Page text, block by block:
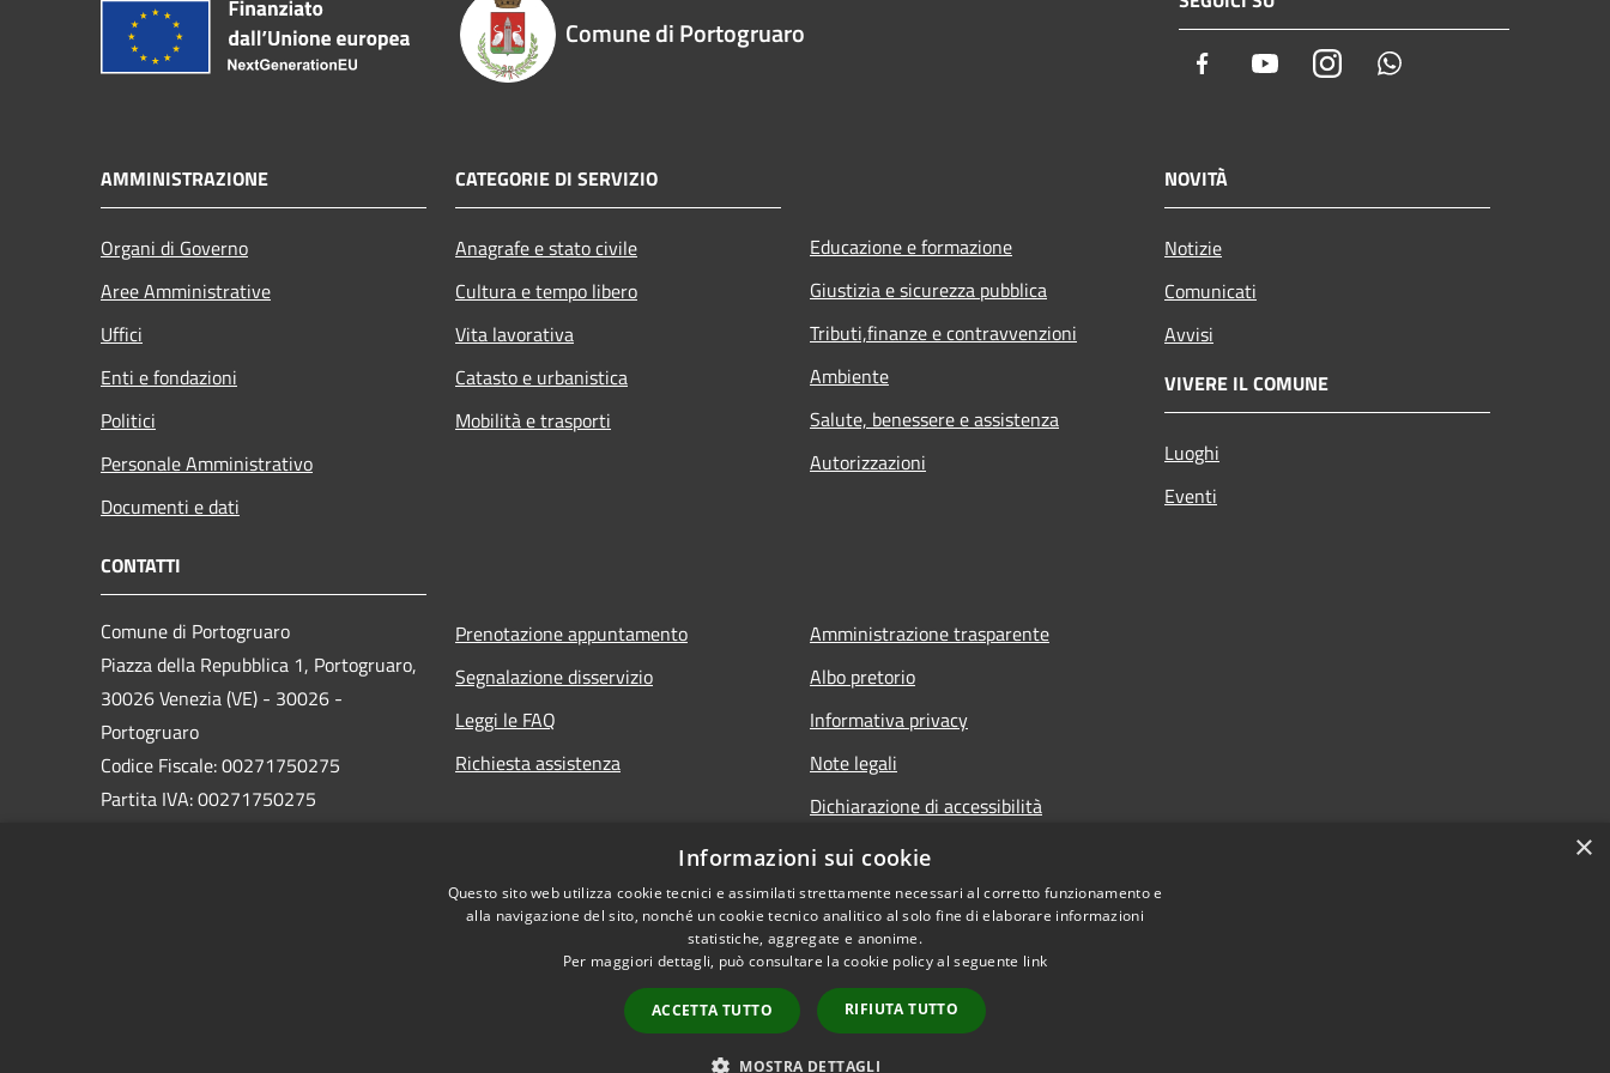
Comune di Portogruaro
Facebook YoutubeInstagram
AMMINISTRAZIONE
Organi di Governo
Aree Amministrative
Uffici
Enti e fondazioni
Politici
Personale Amministrativo
Documenti e dati
CATEGORIE DI SERVIZIO
Anagrafe e stato civile
Cultura e tempo libero
Vita lavorativa
Catasto e urbanistica
Mobilità e trasporti
Educazione e formazione
Giustizia e sicurezza pubblica
Tributi,finanze e contravvenzioni
Ambiente
Salute, benessere e assistenza
Autorizzazioni
NOVITÀ
Notizie
Comunicati
Avvisi
VIVERE IL COMUNE
Luoghi
Eventi
CONTATTI
Comune di Portogruaro
Piazza della Repubblica 1, Portogruaro,
30026 Venezia (VE) - 30026 -
Portogruaro
Codice Fiscale: 00271750275
Partita IVA: 00271750275
Prenotazione appuntamento
Segnalazione disservizio
Leggi le FAQ
Richiesta assistenza
Amministrazione trasparente
Albo pretorio
Informativa privacy
Note legali
Dichiarazione di accessibilità
Copyright © 2026 • Comune di Portogruaro • Powered by
×
Informazioni sui cookie
Questo sito web utilizza cookie tecnici e assimilati strettamente necessari al corretto funzionamento e
alla navigazione del sito, nonché un cookie tecnico analitico al solo fine di elaborare informazioni
statistiche, aggregate e anonime.
Per maggiori dettagli, può consultare la cookie policy al seguente link
ACCETTA TUTTO RIFIUTA TUTTO
MOSTRA DETTAGLI